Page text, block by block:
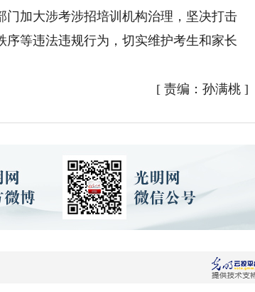
加大涉考涉招培训机构治理，坚决打击
等违法违规行为，切实维护考生和家长
[ 责编：孙满桃 ]